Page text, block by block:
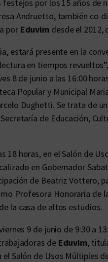
festejos por los 15 años
Andruetto, también co-
por Eduvim desde el 2012,
estará presente en la
en tiempos
8 de junio a las 16:00
Popular y Municipal
Dughetti. Se trata de
de Educación,
18 horas, en el Salón de
en Gobernador
de Beatriz Vottero,
Profesora Honoraria de
la casa de altos estudios.
9 de junio de 9:30 a
de Eduvim,
el Salón de Usos Múltiples